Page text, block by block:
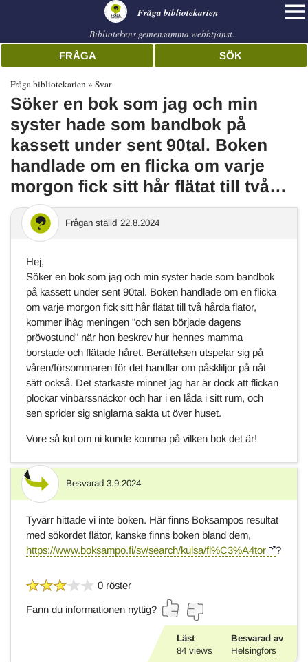
Fråga bibliotekarien
Bibliotekens gemensamma webbtjänst.
FRÅGA SÖK
Fråga bibliotekarien Svar
Söker en bok som jag och min
syster hade som bandbok på
kassett under sent 90tal. Boken
handlade om en flicka om varje
morgon fick sitt hår flätat till två…
Frågan ställd 22.8.2024
Hej,
Söker en bok som jag och min syster hade som bandbok
på kassett under sent 90tal. Boken handlade om en flicka
om varje morgon fick sitt hår flätat till två hårda flätor,
kommer ihåg meningen "och sen började dagens
prövostund" när hon beskrev hur hennes mamma
borstade och flätade håret. Berättelsen utspelar sig på
våren/försommaren för det handlar om påskliljor på nåt
sätt också. Det starkaste minnet jag har är dock att flickan
plockar vinbärssnäckor och har i en låda i sitt rum, och
sen sprider sig sniglarna sakta ut över huset.
Vore så kul om ni kunde komma på vilken bok det är!
Svar Besvarad 3.9.2024
Tyvärr hittade vi inte boken. Här finns Boksampos resultat
med sökordet flätor, kanske finns boken bland dem,
https://www.boksampo.fi/sv/search/kulsa/fl%C3%A4tor
?
0 röster
Fann du informationen nyttig?
Läst
84 views
Besvarad av
Helsingfors